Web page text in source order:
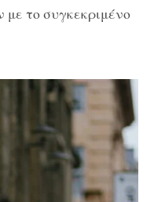
με το συγκεκριμένο